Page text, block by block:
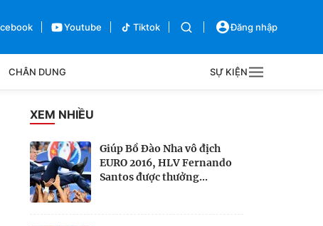
Youtube Tiktok Đăng nhập
CHÂN DUNG SỰ KIỆN
Bên lề
XEM NHIỀU
Giúp Bồ Đào Nha vô địch
EURO 2016, HLV Fernando
Santos được thưởng...